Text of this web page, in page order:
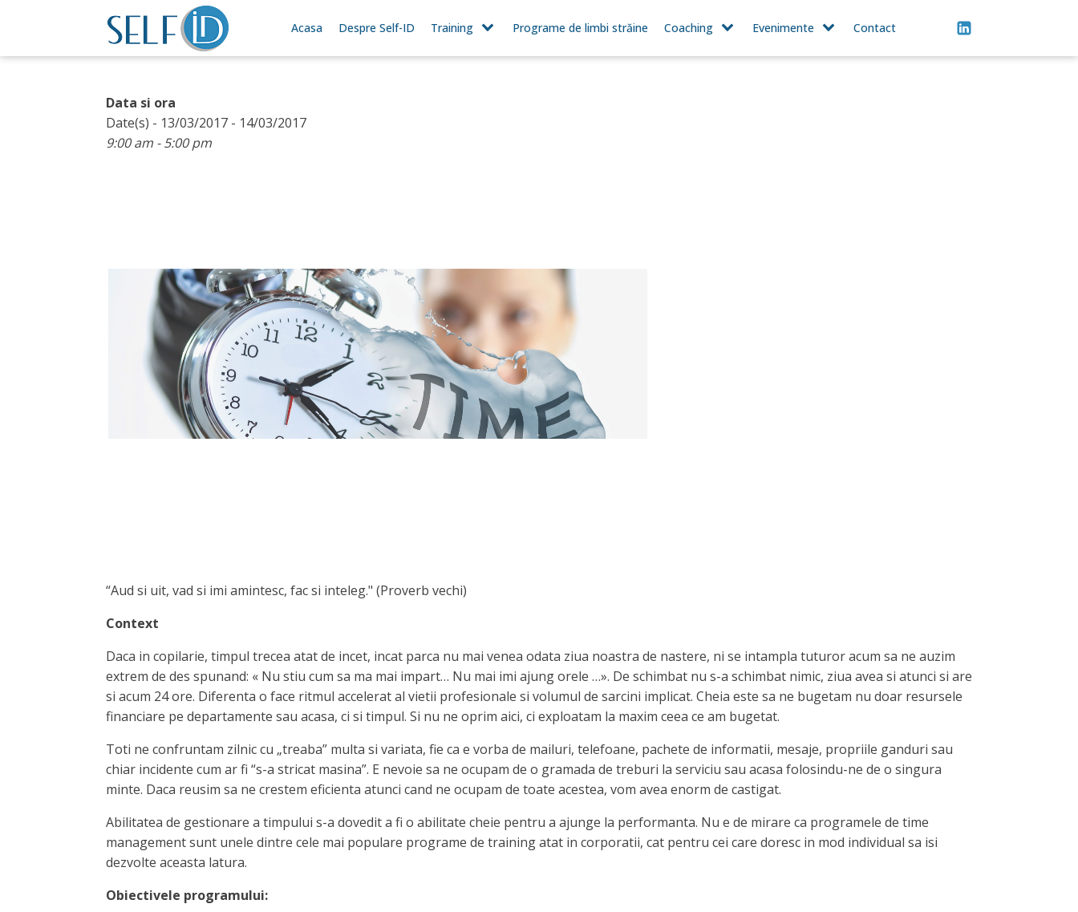
Acasa Despre Self-ID Training Programe de limbi străine Coaching Evenimente Contact
Data si ora
Date(s) - 13/03/2017 - 14/03/2017
9:00 am - 5:00 pm
“Aud si uit, vad si imi amintesc, fac si inteleg." (Proverb vechi)
Context
Daca in copilarie, timpul trecea atat de incet, incat parca nu mai venea odata ziua noastra de nastere, ni se intampla tuturor acum sa ne auzim
extrem de des spunand: « Nu stiu cum sa ma mai impart… Nu mai imi ajung orele …». De schimbat nu s-a schimbat nimic, ziua avea si atunci si are
si acum 24 ore. Diferenta o face ritmul accelerat al vietii profesionale si volumul de sarcini implicat. Cheia este sa ne bugetam nu doar resursele
financiare pe departamente sau acasa, ci si timpul. Si nu ne oprim aici, ci exploatam la maxim ceea ce am bugetat.
Toti ne confruntam zilnic cu „treaba” multa si variata, fie ca e vorba de mailuri, telefoane, pachete de informatii, mesaje, propriile ganduri sau
chiar incidente cum ar fi “s-a stricat masina”. E nevoie sa ne ocupam de o gramada de treburi la serviciu sau acasa folosindu-ne de o singura
minte. Daca reusim sa ne crestem eficienta atunci cand ne ocupam de toate acestea, vom avea enorm de castigat.
Abilitatea de gestionare a timpului s-a dovedit a fi o abilitate cheie pentru a ajunge la performanta. Nu e de mirare ca programele de time
management sunt unele dintre cele mai populare programe de training atat in corporatii, cat pentru cei care doresc in mod individual sa isi
dezvolte aceasta latura.
Obiectivele programului: